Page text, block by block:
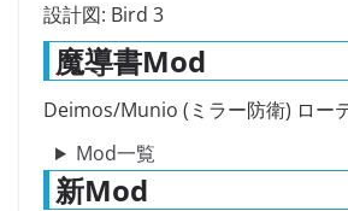
設計図: Bird 3
魔導書Mod
Deimos/Munio (ミラー防衛) ロー
Mod一覧
新Mod